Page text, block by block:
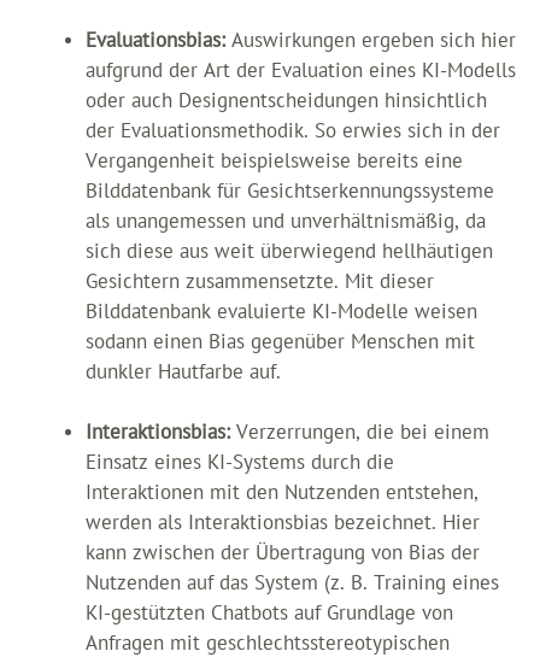
Evaluationsbias:Auswirkungen ergeben sich hier
aufgrund der Art der Evaluation eines KI-Modells
oder auch Designentscheidungen hinsichtlich
der Evaluationsmethodik. So erwies sich in der
Vergangenheit beispielsweise bereits eine
Bilddatenbank für Gesichtserkennungssysteme
als unangemessen und unverhältnismäßig, da
sich diese aus weit überwiegend hellhäutigen
Gesichtern zusammensetzte. Mit dieser
Bilddatenbank evaluierte KI-Modelle weisen
sodann einen Bias gegenüber Menschen mit
dunkler Hautfarbe auf.
Interaktionsbias:Verzerrungen, die bei einem
Einsatz eines KI-Systems durch die
Interaktionen mit den Nutzenden entstehen,
werden als Interaktionsbias bezeichnet. Hier
kann zwischen der Übertragung von Bias der
Nutzenden auf das System (z. B. Training eines
KI-gestützten Chatbots auf Grundlage von
Anfragen mit geschlechtsstereotypischen